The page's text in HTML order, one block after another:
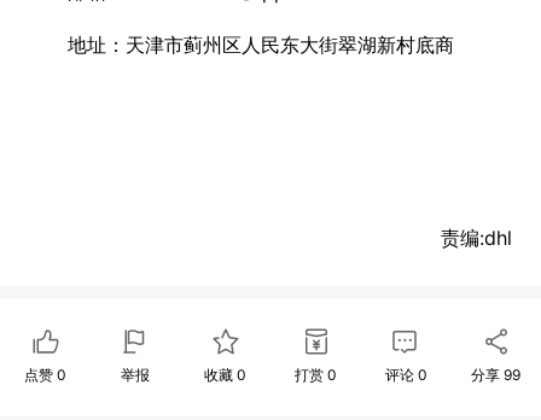
地址：天津市蓟州区人民东大街翠湖新村底商
责编:dhl
点赞 0 举报 收藏0 打赏 0 评论 0 分享99